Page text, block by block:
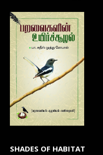
SHADES OF HABITAT